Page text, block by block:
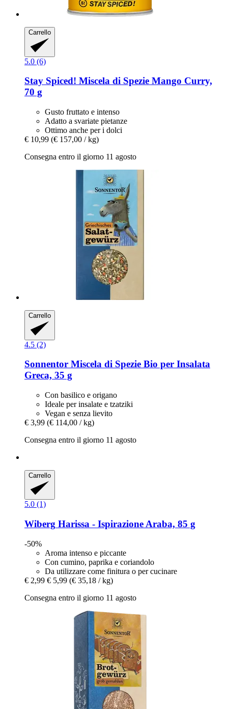
Carrello
5.0 (6)
Stay Spiced! Miscela di Spezie Mango Curry,
70 g
Gusto fruttato e intenso
Adatto a svariate pietanze
Ottimo anche per i dolci
€ 10,99 (€ 157,00 / kg)
Consegna entro il giorno 11 agosto
Carrello
4.5 (2)
Sonnentor Miscela di Spezie Bio per Insalata
Greca, 35 g
Con basilico e origano
Ideale per insalate e tzatziki
Vegan e senza lievito
€ 3,99 (€ 114,00 / kg)
Consegna entro il giorno 11 agosto
Carrello
5.0 (1)
Wiberg Harissa -​ Ispirazione Araba, 85 g
-50%
Aroma intenso e piccante
Con cumino, paprika e coriandolo
Da utilizzare come finitura o per cucinare
€ 2,99 € 5,99 (€ 35,18 / kg)
Consegna entro il giorno 11 agosto